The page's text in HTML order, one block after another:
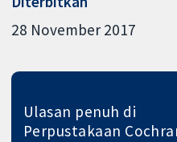
28 November 2017
Ulasan penuh di
Perpustakaan